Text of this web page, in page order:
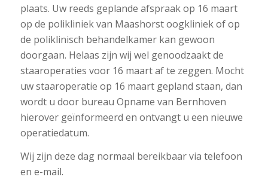
plaats. Uw reeds geplande afspraak op 16 maart
op de polikliniek van Maashorst oogkliniek of op
de poliklinisch behandelkamer kan gewoon
doorgaan. Helaas zijn wij wel genoodzaakt de
staaroperaties voor 16 maart af te zeggen. Mocht
uw staaroperatie op 16 maart gepland staan, dan
wordt u door bureau Opname van Bernhoven
hierover geïnformeerd en ontvangt u een nieuwe
operatiedatum.
Wij zijn deze dag normaal bereikbaar via telefoon
en e-mail.